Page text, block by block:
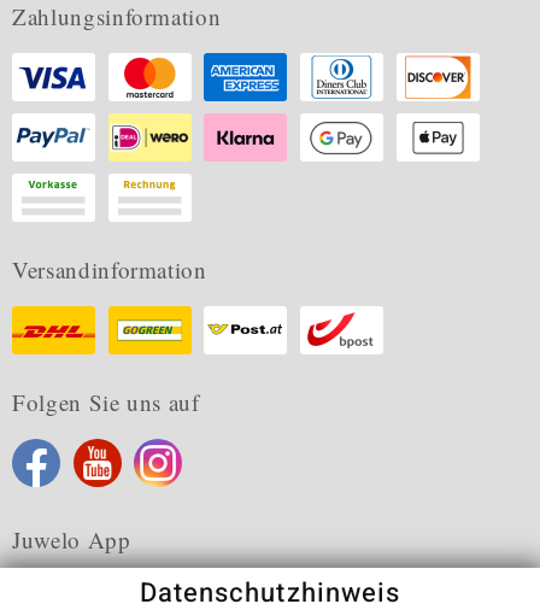
Zahlungsinformation
Versandinformation
Folgen Sie uns auf
Juwelo App
Datenschutzhinweis